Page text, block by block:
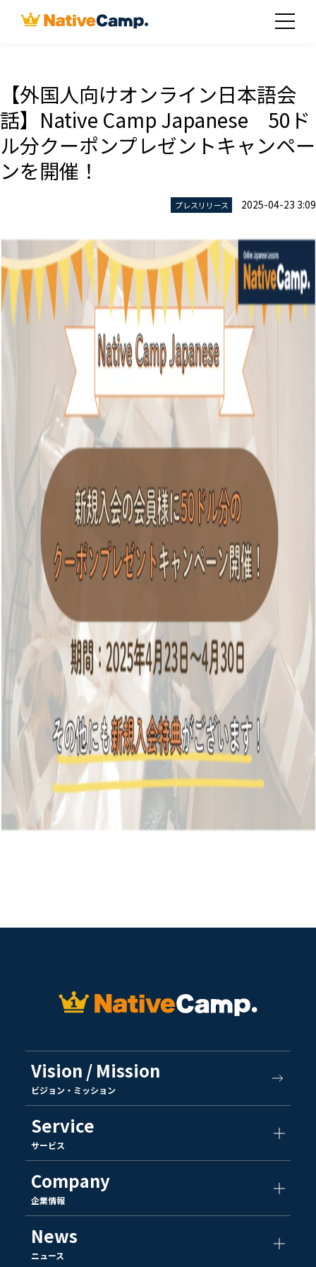
【外国人向けオンライン日本語会
話】Native Camp Japanese 50ド
ル分クーポンプレゼントキャンペー
ンを開催！
プレスリリース 2025-04-23 3:09
Vision / Mission
ビジョン・ミッション
Service
サービス
Company
企業情報
News
ニュース